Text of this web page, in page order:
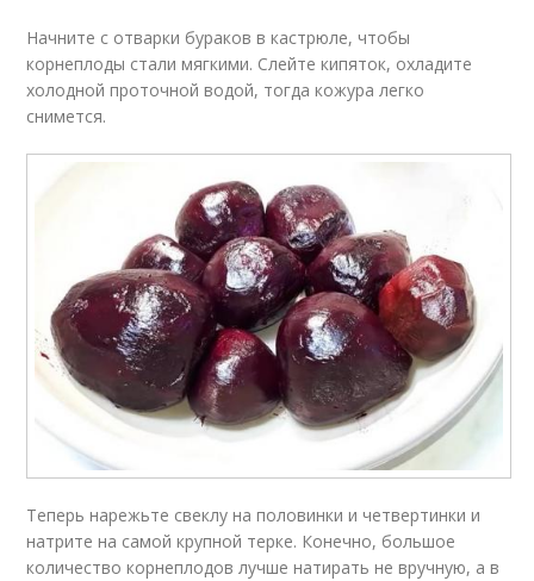
Начните с отварки бураков в кастрюле, чтобы
корнеплоды стали мягкими. Слейте кипяток, охладите
холодной проточной водой, тогда кожура легко
снимется.
Теперь нарежьте свеклу на половинки и четвертинки и
натрите на самой крупной терке. Конечно, большое
количество корнеплодов лучше натирать не вручную, а в